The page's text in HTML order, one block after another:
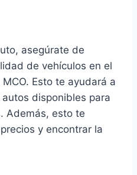
asegúrate de
de vehículos en el
Esto te ayudará a
disponibles para
Además, esto te
y encontrar la